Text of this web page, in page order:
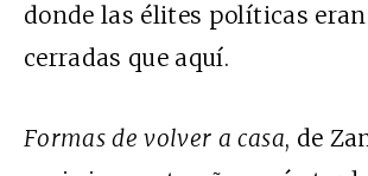
donde las élites políticas
cerradas que aquí.
Formas de volver a casa, de